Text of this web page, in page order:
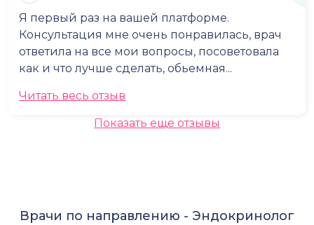
Я первый раз на вашей платформе.
Консультация мне очень понравилась, врач
ответила на все мои вопросы, посоветовала
как и что лучше сделать, обьемная...
Читать весь отзыв
Показать еще отзывы
Врачи по направлению - Эндокринолог